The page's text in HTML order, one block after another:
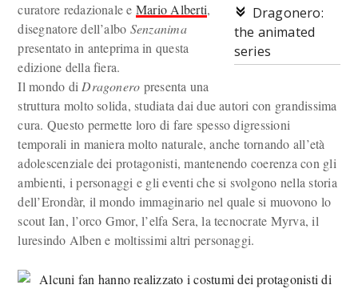
Dragonero:
the animated
series
curatore redazionale e Mario Alberti,
disegnatore dell’albo Senzanima
presentato in anteprima in questa
edizione della fiera.
Il mondo di Dragonero presenta una
struttura molto solida, studiata dai due autori con grandissima
cura. Questo permette loro di fare spesso digressioni
temporali in maniera molto naturale, anche tornando all’età
adolescenziale dei protagonisti, mantenendo coerenza con gli
ambienti, i personaggi e gli eventi che si svolgono nella storia
dell’Erondàr, il mondo immaginario nel quale si muovono lo
scout Ian, l’orco Gmor, l’elfa Sera, la tecnocrate Myrva, il
luresindo Alben e moltissimi altri personaggi.